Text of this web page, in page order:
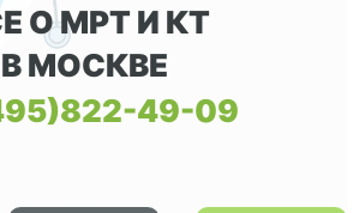
О МРТ И КТ
В МОСКВЕ
49-09